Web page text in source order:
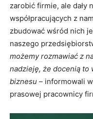
zarobić firmie, ale dały
współpracujących z
zbudować wśród nich
naszego
możemy rozmawiać z
nadzieję, że docenią to
biznesu – informowali
prasowej pracownicy